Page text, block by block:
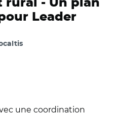
rural - Un plan
Leader
une coordination